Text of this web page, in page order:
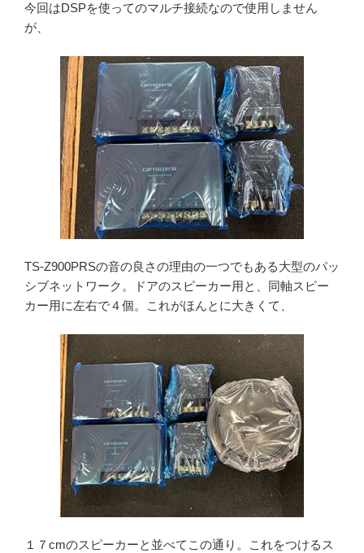
今回はDSPを使ってのマルチ接続なので使用しません
が、
TS-Z900PRSの音の良さの理由の一つでもある大型のパッ
シブネットワーク。ドアのスピーカー用と、同軸スピー
カー用に左右で４個。これがほんとに大きくて、
１７cmのスピーカーと並べてこの通り。これをつけるス